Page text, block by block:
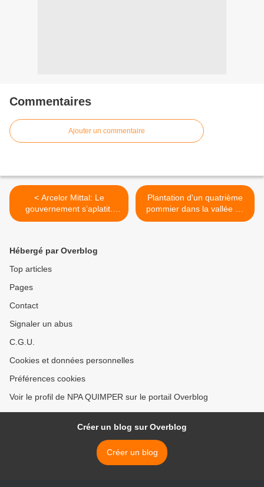
Commentaires
Ajouter un commentaire
< Arcelor Mittal: Le
gouvernement s’aplatit.
Lamentable !
Plantation d'un quatrième
pommier dans la vallée du
Restic >
Hébergé par Overblog
Top articles
Pages
Contact
Signaler un abus
C.G.U.
Cookies et données personnelles
Préférences cookies
Voir le profil de NPA QUIMPER sur le portail Overblog
Créer un blog sur Overblog
Créer un blog